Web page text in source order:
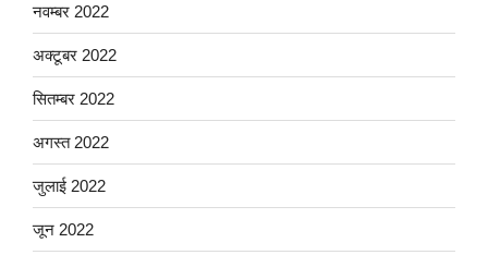
नवम्बर 2022
अक्टूबर 2022
सितम्बर 2022
अगस्त 2022
जुलाई 2022
जून 2022